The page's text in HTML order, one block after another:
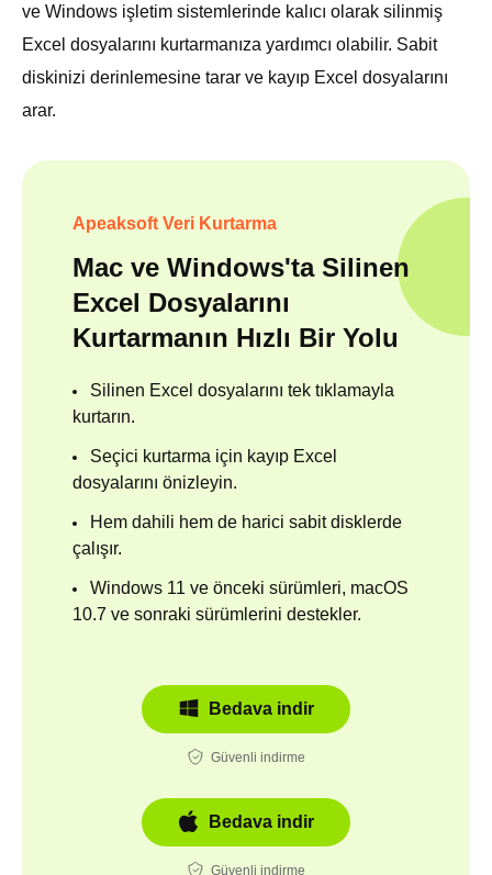
ve Windows işletim sistemlerinde kalıcı olarak silinmiş
Excel dosyalarını kurtarmanıza yardımcı olabilir. Sabit
diskinizi derinlemesine tarar ve kayıp Excel dosyalarını
arar.
Apeaksoft Veri Kurtarma
Mac ve Windows'ta Silinen
Excel Dosyalarını
Kurtarmanın Hızlı Bir Yolu
Silinen Excel dosyalarını tek tıklamayla
kurtarın.
Seçici kurtarma için kayıp Excel
dosyalarını önizleyin.
Hem dahili hem de harici sabit disklerde
çalışır.
Windows 11 ve önceki sürümleri, macOS
10.7 ve sonraki sürümlerini destekler.
Bedava indir
Güvenli indirme
Bedava indir
Güvenli indirme